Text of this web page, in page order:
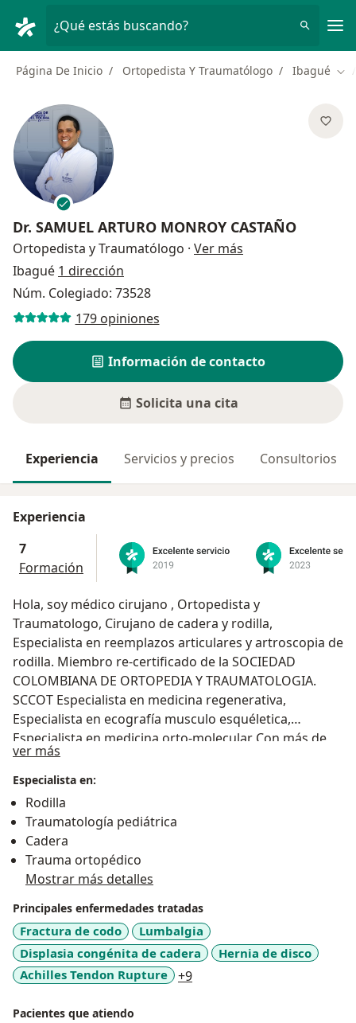
¿Qué estás buscando?
Página De Inicio Ortopedista Y Traumatólogo Ibagué
Dr. SAMUEL ARTURO MONROY CASTAÑO
Ortopedista y Traumatólogo · Ver más
Ibagué 1 dirección
Núm. Colegiado: 73528
179 opiniones
Información de contacto
Solicita una cita
Experiencia Servicios y precios Consultorios
Experiencia
7
Formación
Hola, soy médico cirujano , Ortopedista y
Traumatologo, Cirujano de cadera y rodilla,
Especialista en reemplazos articulares y artroscopia de
rodilla. Miembro re-certificado de la SOCIEDAD
COLOMBIANA DE ORTOPEDIA Y TRAUMATOLOGIA.
SCCOT Especialista en medicina regenerativa,
Especialista en ecografía musculo esquéletica,
Especialista en medicina orto-molecular Con más de
20 años de experiencia puestos al beneficio de los
pacientes que nos visitan. Te atiendo en insatalaciones
nuevas, con técnología de punta enfocada en el
manejo de la artrosis y las enfermedades
osteomusculares
ver más
Especialista en:
Rodilla
Traumatología pediátrica
Cadera
Trauma ortopédico
Mostrar más detalles
Principales enfermedades tratadas
Fractura de codo
Lumbalgia
Displasia congénita de cadera
Hernia de disco
Achilles Tendon Rupture
+9a11y_sr_more_diseases
Pacientes que atiendo